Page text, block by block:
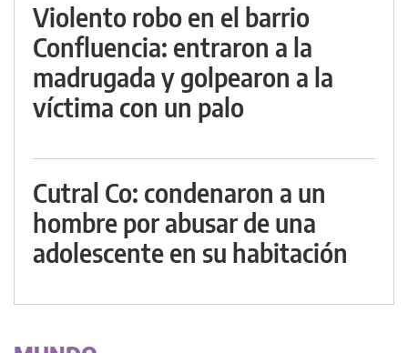
Violento robo en el barrio
Confluencia: entraron a la
madrugada y golpearon a la
víctima con un palo
Cutral Co: condenaron a un
hombre por abusar de una
adolescente en su habitación